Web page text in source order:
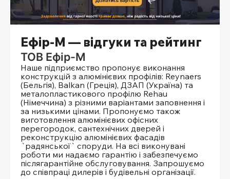
Ефір-М — відгуки та рейтинг
ТОВ Ефір-М
Наше підприємство пропонує виконання
конструкцій з алюмінієвих профілів: Reynaers
(Бельгія), Balkan (Греція), ДЗАП (Україна) та
металопластикового профілю Rehau
(Німеччина) з різними варіантами заповнення і
за низькими цінами. Пропонуємо також
виготовлення алюмінієвих офісних
перегородок, сантехнічних дверей і
реконструкцію алюмінієвих фасадів
`радянської` споруди. На всі виконувані
роботи ми надаємо гарантію і забезпечуємо
післягарантійне обслуговування. Запрошуємо
до співпраці дилерів і будівельні організації.